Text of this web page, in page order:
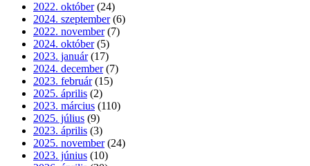
2022. október (24)
2024. szeptember (6)
2022. november (7)
2024. október (5)
2023. január (17)
2024. december (7)
2023. február (15)
2025. április (2)
2023. március (110)
2025. július (9)
2023. április (3)
2025. november (24)
2023. június (10)